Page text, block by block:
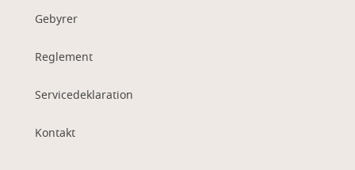
Gebyrer
Reglement
Servicedeklaration
Kontakt